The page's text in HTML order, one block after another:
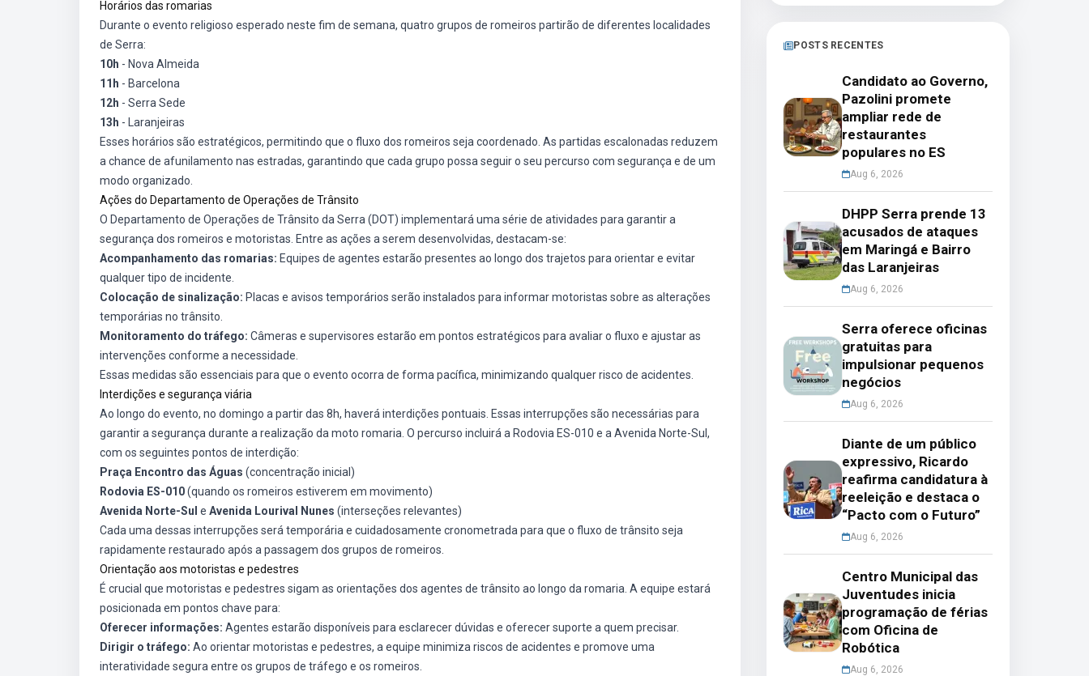
Horários das romarias
Durante o evento religioso esperado neste fim de semana, quatro grupos de romeiros partirão de diferentes localidades
de Serra:
10h - Nova Almeida
11h - Barcelona
12h - Serra Sede
13h - Laranjeiras
Esses horários são estratégicos, permitindo que o fluxo dos romeiros seja coordenado. As partidas escalonadas reduzem
a chance de afunilamento nas estradas, garantindo que cada grupo possa seguir o seu percurso com segurança e de um
modo organizado.
Ações do Departamento de Operações de Trânsito
O Departamento de Operações de Trânsito da Serra (DOT) implementará uma série de atividades para garantir a
segurança dos romeiros e motoristas. Entre as ações a serem desenvolvidas, destacam-se:
Acompanhamento das romarias: Equipes de agentes estarão presentes ao longo dos trajetos para orientar e evitar
qualquer tipo de incidente.
Colocação de sinalização: Placas e avisos temporários serão instalados para informar motoristas sobre as alterações
temporárias no trânsito.
Monitoramento do tráfego: Câmeras e supervisores estarão em pontos estratégicos para avaliar o fluxo e ajustar as
intervenções conforme a necessidade.
Essas medidas são essenciais para que o evento ocorra de forma pacífica, minimizando qualquer risco de acidentes.
Interdições e segurança viária
Ao longo do evento, no domingo a partir das 8h, haverá interdições pontuais. Essas interrupções são necessárias para
garantir a segurança durante a realização da moto romaria. O percurso incluirá a Rodovia ES-010 e a Avenida Norte-Sul,
com os seguintes pontos de interdição:
Praça Encontro das Águas (concentração inicial)
Rodovia ES-010(quando os romeiros estiverem em movimento)
Avenida Norte-Sul e Avenida Lourival Nunes (interseções relevantes)
Cada uma dessas interrupções será temporária e cuidadosamente cronometrada para que o fluxo de trânsito seja
rapidamente restaurado após a passagem dos grupos de romeiros.
Orientação aos motoristas e pedestres
É crucial que motoristas e pedestres sigam as orientações dos agentes de trânsito ao longo da romaria. A equipe estará
posicionada em pontos chave para:
Oferecer informações: Agentes estarão disponíveis para esclarecer dúvidas e oferecer suporte a quem precisar.
Dirigir o tráfego: Ao orientar motoristas e pedestres, a equipe minimiza riscos de acidentes e promove uma
interatividade segura entre os grupos de tráfego e os romeiros.
POSTS RECENTES
Candidato ao Governo,
Pazolini promete
ampliar rede de
restaurantes
populares no ES
Aug 6, 2026
DHPP Serra prende 13
acusados de ataques
em Maringá e Bairro
das Laranjeiras
Aug 6, 2026
Serra oferece oficinas
gratuitas para
impulsionar pequenos
negócios
Aug 6, 2026
Diante de um público
expressivo, Ricardo
reafirma candidatura à
reeleição e destaca o
“Pacto com o Futuro”
Aug 6, 2026
Centro Municipal das
Juventudes inicia
programação de férias
com Oficina de
Robótica
Aug 6, 2026